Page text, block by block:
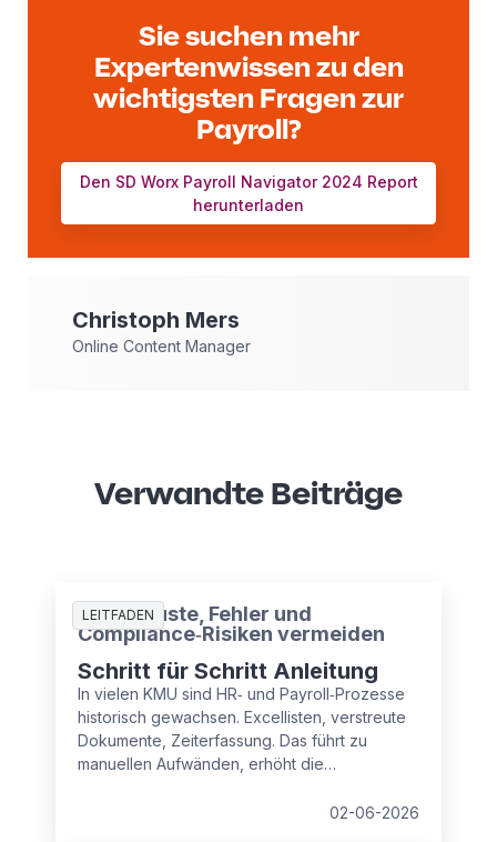
Sie suchen mehr
Expertenwissen zu den
wichtigsten Fragen zur
Payroll?
Den SD Worx Payroll Navigator 2024 Report
herunterladen
Christoph Mers
Online Content Manager
Verwandte Beiträge
LEITFADEN
Zeitverluste, Fehler und
Compliance‑Risiken vermeiden
Schritt für Schritt Anleitung
In vielen KMU sind HR‑ und Payroll‑Prozesse
historisch gewachsen. Excellisten, verstreute
Dokumente, Zeiterfassung. Das führt zu
manuellen Aufwänden, erhöht die
Lesen Sie, wie Sie in drei Schritten strukturiert
02-06-2026